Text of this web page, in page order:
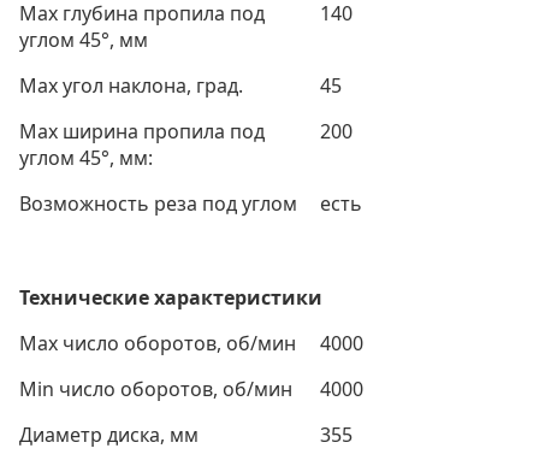
Max глубина пропила под
углом 45°, мм
140
Max угол наклона, град.
45
Max ширина пропила под
углом 45°, мм:
200
Возможность реза под углом есть
Технические характеристики
Max число оборотов, об/мин
4000
Min число оборотов, об/мин
4000
Диаметр диска, мм
355